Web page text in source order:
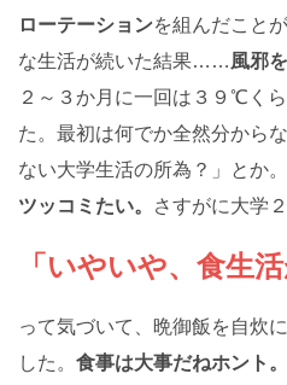
ローテーションを組んだこと
な生活が続いた結果…… 風邪
２～３か月に一回は３９℃く
た。最初は何でか全然分から
ない大学生活の所為？」とか。
ツッコミたい。
さすがに大学
「いやいや、食生
って気づいて、晩御飯を自炊
した。 食事は大事だねホント。